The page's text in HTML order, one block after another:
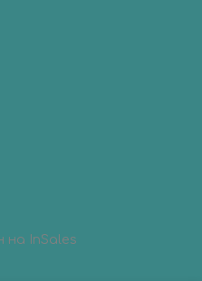
на InSales